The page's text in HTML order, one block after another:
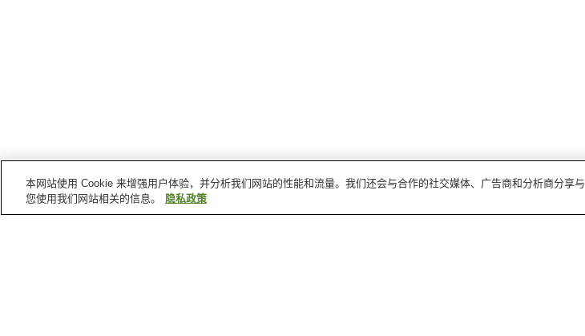
本网站使用 Cookie 来增强用户体验，并分析我们网站的性能和流量。我们还会与合作的社交媒体、广告商和分析商分享与
您使用我们网站相关的信息。
隐私政策